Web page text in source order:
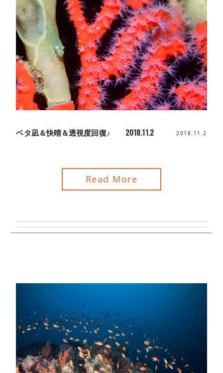
ベタ凪＆快晴＆透視度回復♪ 2018.11.2 2018.11.2
Read More